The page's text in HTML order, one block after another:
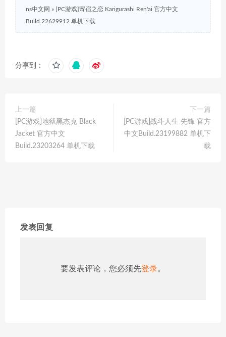
ns中文网 » [PC游戏]寄宿之恋 Karigurashi Ren'ai 官方中文
Build.22629912 单机下载
分享到：
上一篇
[PC游戏]地狱黑杰克 Black
Jacket 官方中文
Build.23203264 单机下载
下一篇
[PC游戏]战斗人生 先锋 官方
中文Build.23199882 单机下
载
发表回复
要发表评论，您必须先登录。